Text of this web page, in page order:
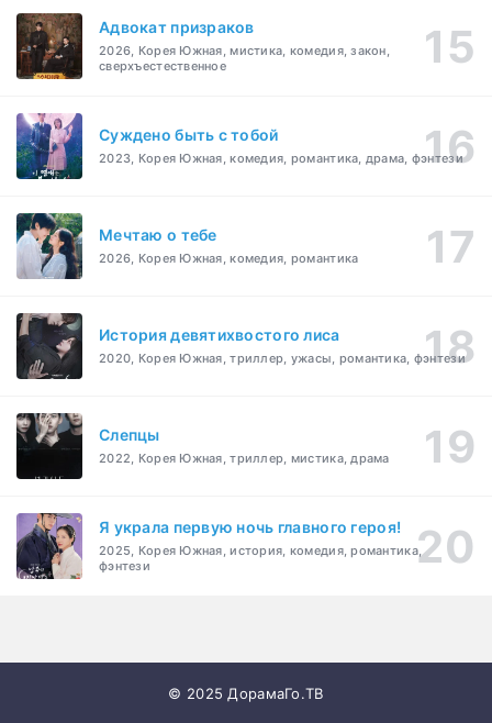
Адвокат призраков
2026, Корея Южная, мистика, комедия, закон,
сверхъестественное
Суждено быть с тобой
2023, Корея Южная, комедия, романтика, драма, фэнтези
Мечтаю о тебе
2026, Корея Южная, комедия, романтика
История девятихвостого лиса
2020, Корея Южная, триллер, ужасы, романтика, фэнтези
Слепцы
2022, Корея Южная, триллер, мистика, драма
Я украла первую ночь главного героя!
2025, Корея Южная, история, комедия, романтика,
фэнтези
© 2025 ДорамаГо.ТВ